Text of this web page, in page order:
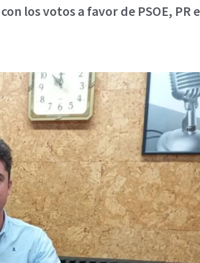
los votos a favor de PSOE, PR